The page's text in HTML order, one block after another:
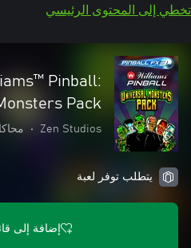
تخطي إلى المحتوى الرئيسي
Pinball:
Pack
Zen Studios
•
يتطلب توفر لعبة
إضافة إلى